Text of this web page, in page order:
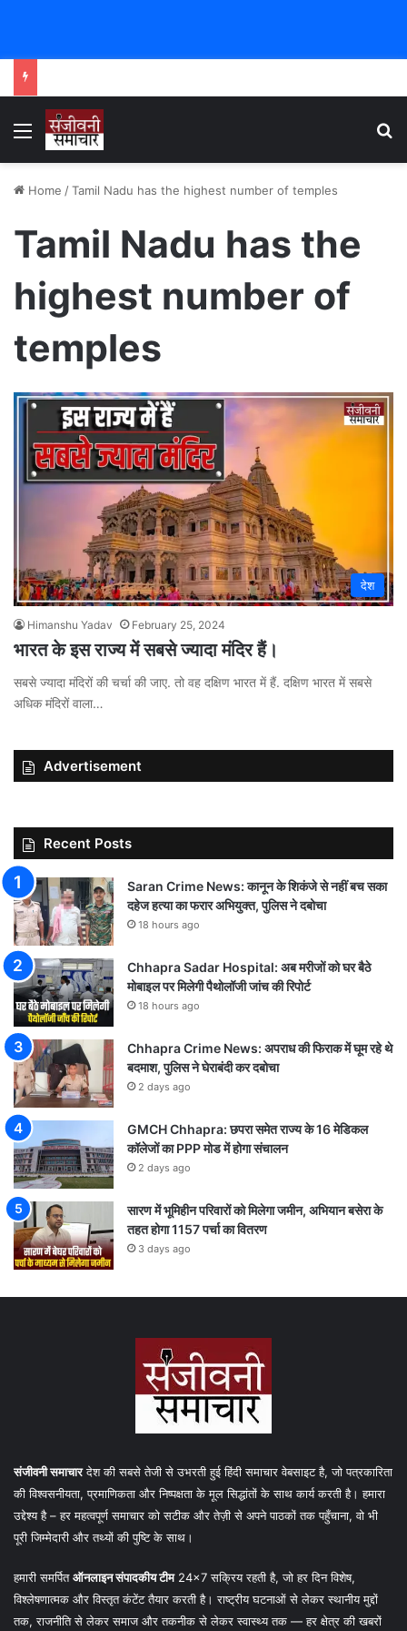
Menu
Home /Tamil Nadu has the highest number of temples
Tamil Nadu has the
highest number of
temples
देश
Himanshu Yadav February 25, 2024
भारत के इस राज्य में सबसे ज्यादा मंदिर हैं।
सबसे ज्यादा मंदिरों की चर्चा की जाए. तो वह दक्षिण भारत में हैं. दक्षिण भारत में सबसे
अधिक मंदिरों वाला…
Advertisement
Recent Posts
Saran Crime News: कानून के शिकंजे से नहीं बच सका
दहेज हत्या का फरार अभियुक्त, पुलिस ने दबोचा
18 hours ago
Chhapra Sadar Hospital: अब मरीजों को घर बैठे
मोबाइल पर मिलेगी पैथोलॉजी जांच की रिपोर्ट
18 hours ago
Chhapra Crime News: अपराध की फिराक में घूम रहे थे
बदमाश, पुलिस ने घेराबंदी कर दबोचा
2 days ago
GMCH Chhapra: छपरा समेत राज्य के 16 मेडिकल
कॉलेजों का PPP मोड में होगा संचालन
2 days ago
सारण में भूमिहीन परिवारों को मिलेगा जमीन, अभियान बसेरा के
तहत होगा 1157 पर्चा का वितरण
3 days ago
संजीवनी समाचारदेश की सबसे तेजी से उभरती हुई हिंदी समाचार वेबसाइट है, जो पत्रकारिता
की विश्वसनीयता, प्रमाणिकता और निष्पक्षता के मूल सिद्धांतों के साथ कार्य करती है। हमारा
उद्देश्य है – हर महत्वपूर्ण समाचार को सटीक और तेज़ी से अपने पाठकों तक पहुँचाना, वो भी
पूरी जिम्मेदारी और तथ्यों की पुष्टि के साथ।
हमारी समर्पितऑनलाइन संपादकीय टीम24×7 सक्रिय रहती है, जो हर दिन विशेष,
विश्लेषणात्मक और विस्तृत कंटेंट तैयार करती है। राष्ट्रीय घटनाओं से लेकर स्थानीय मुद्दों
तक, राजनीति से लेकर समाज और तकनीक से लेकर स्वास्थ्य तक — हर क्षेत्र की खबरों